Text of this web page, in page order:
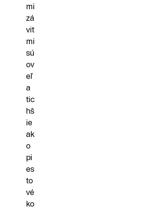
mi
zá
vit
mi
sú
ov
eľ
a
tic
hš
ie
ak
o
pi
es
to
vé
ko